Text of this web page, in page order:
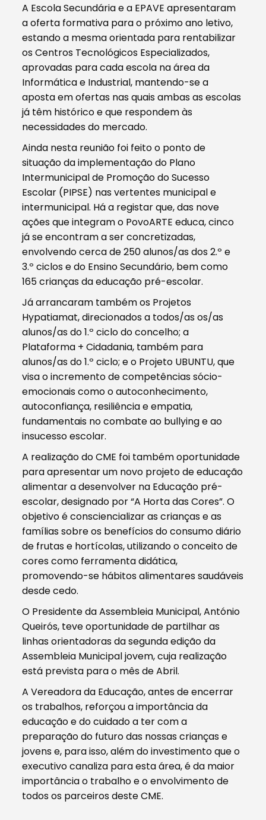
A Escola Secundária e a EPAVE apresentaram
a oferta formativa para o próximo ano letivo,
estando a mesma orientada para rentabilizar
os Centros Tecnológicos Especializados,
aprovadas para cada escola na área da
Informática e Industrial, mantendo-se a
aposta em ofertas nas quais ambas as escolas
já têm histórico e que respondem às
necessidades do mercado.
Ainda nesta reunião foi feito o ponto de
situação da implementação do Plano
Intermunicipal de Promoção do Sucesso
Escolar (PIPSE) nas vertentes municipal e
intermunicipal. Há a registar que, das nove
ações que integram o PovoARTE educa, cinco
já se encontram a ser concretizadas,
envolvendo cerca de 250 alunos/as dos 2.º e
3.º ciclos e do Ensino Secundário, bem como
165 crianças da educação pré-escolar.
Já arrancaram também os Projetos
Hypatiamat, direcionados a todos/as os/as
alunos/as do 1.º ciclo do concelho; a
Plataforma + Cidadania, também para
alunos/as do 1.º ciclo; e o Projeto UBUNTU, que
visa o incremento de competências sócio-
emocionais como o autoconhecimento,
autoconfiança, resiliência e empatia,
fundamentais no combate ao bullying e ao
insucesso escolar.
A realização do CME foi também oportunidade
para apresentar um novo projeto de educação
alimentar a desenvolver na Educação pré-
escolar, designado por “A Horta das Cores”. O
objetivo é consciencializar as crianças e as
famílias sobre os benefícios do consumo diário
de frutas e hortícolas, utilizando o conceito de
cores como ferramenta didática,
promovendo-se hábitos alimentares saudáveis
desde cedo.
O Presidente da Assembleia Municipal, António
Queirós, teve oportunidade de partilhar as
linhas orientadoras da segunda edição da
Assembleia Municipal jovem, cuja realização
está prevista para o mês de Abril.
A Vereadora da Educação, antes de encerrar
os trabalhos, reforçou a importância da
educação e do cuidado a ter com a
preparação do futuro das nossas crianças e
jovens e, para isso, além do investimento que o
executivo canaliza para esta área, é da maior
importância o trabalho e o envolvimento de
todos os parceiros deste CME.